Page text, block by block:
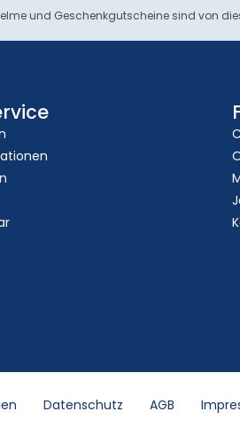
und Geschenkgutscheine sind von
Datenschutz AGB